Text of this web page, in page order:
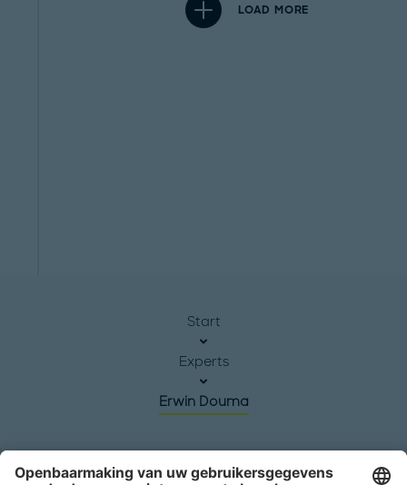
LOAD MORE
Start
Experts
Erwin Douma